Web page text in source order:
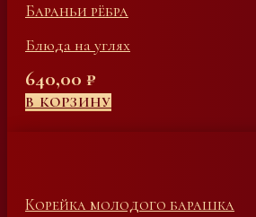
Бараньи рёбра
Блюда на углях
640,00 ₽
В КОРЗИНУ
Корейка молодого барашка